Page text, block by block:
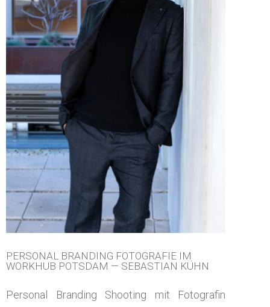
PERSONAL BRANDING FOTOGRAFIE IM
WORKHUB POTSDAM — SEBASTIAN KÜHN
Personal Branding Shooting mit Fotografin